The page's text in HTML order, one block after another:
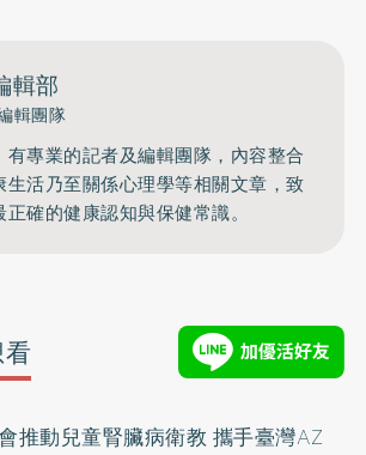
輯部
輯團隊
有專業的記者及編輯團隊，內容整合
生活乃至關係心理學等相關文章，致
確的健康認知與保健常識。
推動兒童腎臟病衛教 攜手臺灣AZ